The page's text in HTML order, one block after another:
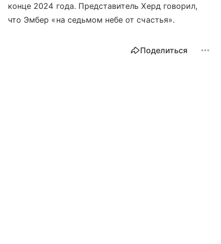
конце 2024 года. Представитель Херд говорил,
что Эмбер «на седьмом небе от счастья».
Поделиться